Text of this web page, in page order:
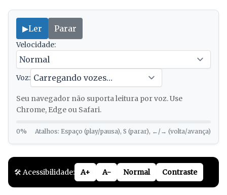
▶Ler Parar
Velocidade:
Voz:
Seu navegador não suporta leitura por voz. Use
Chrome, Edge ou Safari.
0% Atalhos: Espaço (play/pausa), S (parar), ←/→ (volta/avança)
🛠️ Acessibilidade: A+ A- Normal Contraste